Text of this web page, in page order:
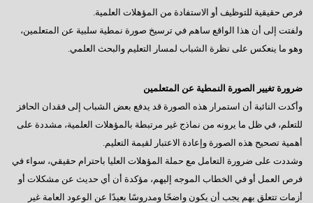
فرص حقيقية للتوظيف أو الاستفادة من المؤهلات العلمية.
ولفتت إلى أن هذا الواقع ساهم في ترسيخ صورة نمطية سلبية عن المتعلمين،
وهو ما ينعكس على نظرة الشباب لمسار التعليم والبحث العلمي.
ضرورة تغيير الصورة النمطية عن المتعلمين
وأكدت النائبة أن استمرار هذه الصورة قد يدفع بعض الشباب إلى فقدان الحافز
للتعلم، في ظل ما يرونه من نماذج غير مرتبطة بالمؤهلات العلمية، مشددة على
أهمية تصحيح هذه الصورة وإعادة الاعتبار لقيمة التعليم.
وشددت على ضرورة التعامل مع حملة المؤهلات العليا باحترام حقيقي، سواء في
فرص العمل أو في الخطاب الموجه إليهم، مؤكدة أن أي حديث عن مشكلات أو
أزمات تتعلق بهم يجب أن يكون واضحًا ومدروسًا بعيدًا عن الوعود العامة غير